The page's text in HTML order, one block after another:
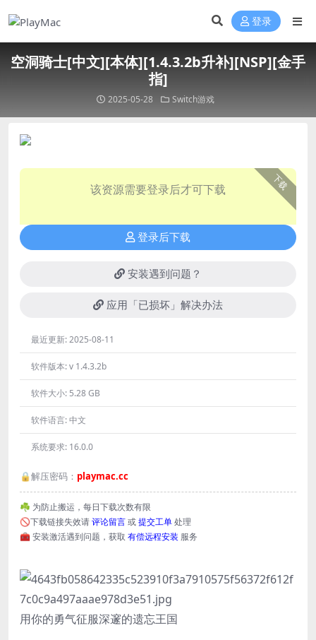
登录
空洞骑士[中文][本体][1.4.3.2b升补][NSP][金手
指]
2025-05-28 Switch游戏
下载
该资源需要登录后才可下载
登录后下载
安装遇到问题？
应用「已损坏」解决办法
最近更新:2025-08-11
软件版本:v 1.4.3.2b
软件大小: 5.28 GB
软件语言:中文
系统要求: 16.0.0
🔒解压密码： playmac.cc
☘️ 为防止搬运，每日下载次数有限
🚫下载链接失效请评论留言或提交工单处理
🧰 安装激活遇到问题，获取 有偿远程安装 服务
用你的勇气征服深邃的遗忘王国